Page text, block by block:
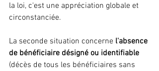
la loi, c'est une appréciation globale et
circonstanciée.
La seconde situation concerne l'absence
de bénéficiaire désigné ou identifiable
(décès de tous les bénéficiaires sans